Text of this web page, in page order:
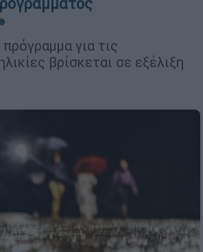
για τις
βρίσκεται σε εξέλιξη